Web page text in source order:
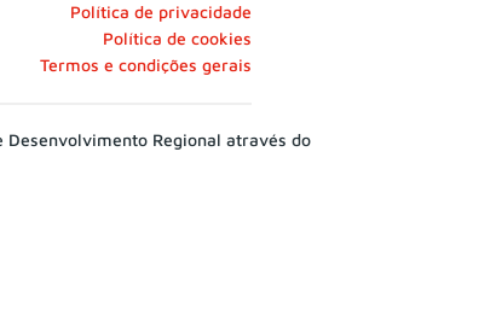
Política de privacidade
Política de cookies
Termos e condições gerais
Desenvolvimento Regional através do